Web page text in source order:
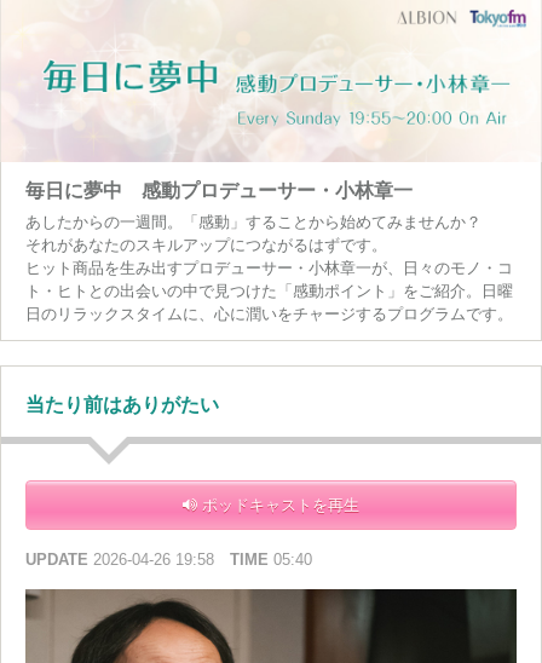
毎日に夢中 感動プロデューサー・小林章一
あしたからの一週間。「感動」することから始めてみませんか？
それがあなたのスキルアップにつながるはずです。
ヒット商品を生み出すプロデューサー・小林章一が、日々のモノ・コ
ト・ヒトとの出会いの中で見つけた「感動ポイント」をご紹介。日曜
日のリラックスタイムに、心に潤いをチャージするプログラムです。
当たり前はありがたい
ポッドキャストを再生
UPDATE 2026-04-26 19:58 TIME 05:40